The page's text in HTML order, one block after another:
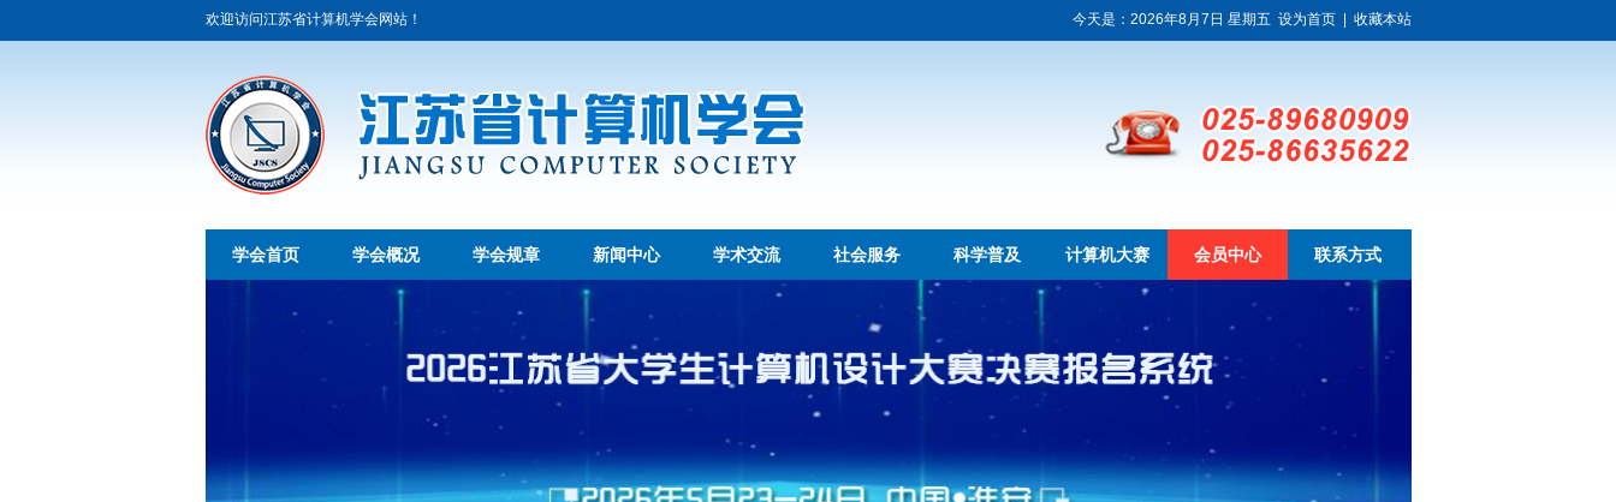
欢迎访问江苏省计算机学会网站！ 今天是：2026年8月7日 星期五 设为首页| 收藏本站
学会首页 学会概况 学会规章 新闻中心 学术交流 社会服务 科学普及 计算机大赛 会员中心 联系方式